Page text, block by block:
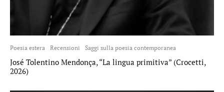
Poesia estera Recensioni Saggi sulla poesia contemporanea
José Tolentino Mendonça, “La lingua primitiva” (Crocetti,
2026)